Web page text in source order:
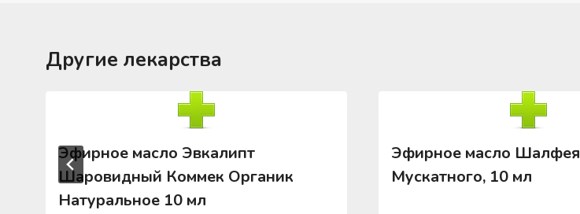
Другие лекарства
Эфирное масло Эвкалипт
Шаровидный Коммек Органик
Натуральное 10 мл
Эфирное масло Шалфея
Мускатного, 10 мл